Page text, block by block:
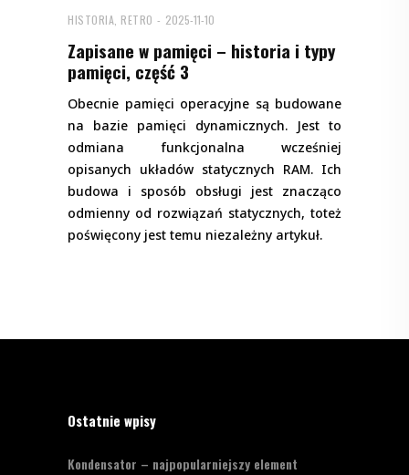
HISTORIA, RETRO 2025-11-10
Zapisane w pamięci – historia i typy
pamięci, część 3
Obecnie pamięci operacyjne są budowane
na bazie pamięci dynamicznych. Jest to
odmiana funkcjonalna wcześniej
opisanych układów statycznych RAM. Ich
budowa i sposób obsługi jest znacząco
odmienny od rozwiązań statycznych, toteż
poświęcony jest temu niezależny artykuł.
Ostatnie wpisy
Kondensator – najpopularniejszy element